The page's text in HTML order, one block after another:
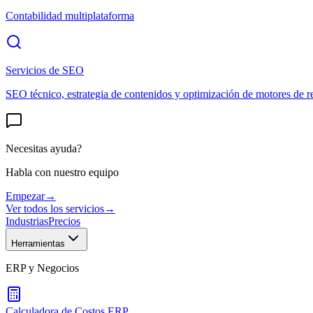
Contabilidad multiplataforma
Servicios de SEO
SEO técnico, estrategia de contenidos y optimización de motores de
Necesitas ayuda?
Habla con nuestro equipo
Empezar→
Ver todos los servicios→
IndustriasPrecios
Herramientas
ERP y Negocios